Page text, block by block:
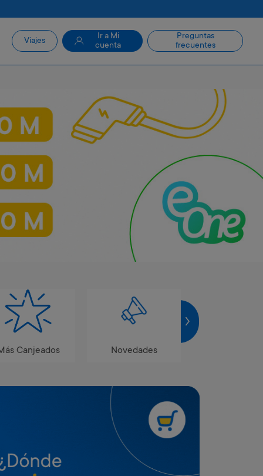
Canjeados Novedades
Viajes
Ir a Mi
cuenta
Preguntas
frecuentes